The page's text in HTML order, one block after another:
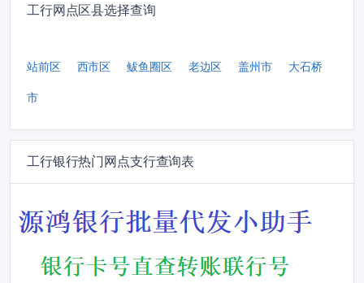
工行网点区县选择查询
站前区 西市区 鲅鱼圈区 老边区 盖州市 大石桥
市
工行银行热门网点支行查询表